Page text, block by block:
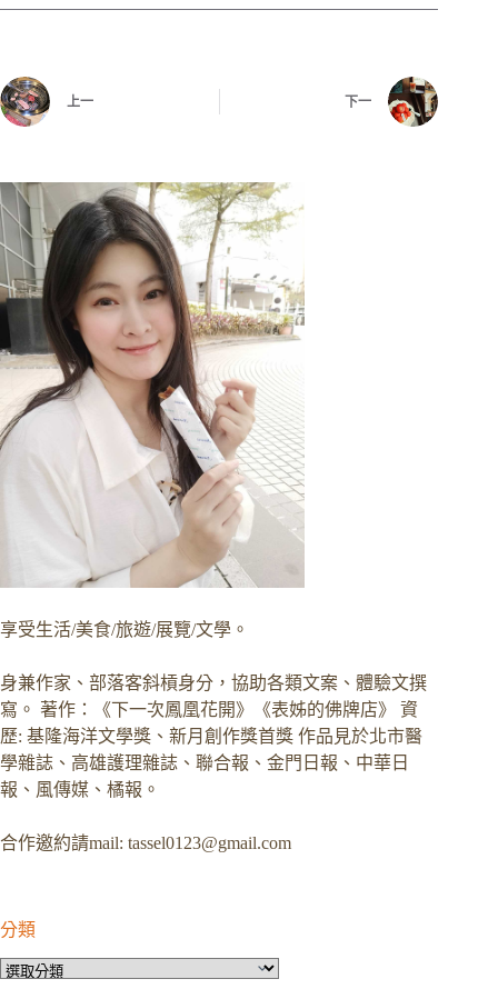
上一 下一
享受生活/美食/旅遊/展覽/文學。
身兼作家、部落客斜槓身分，協助各類文案、體驗文撰
寫。 著作：《下一次鳳凰花開》《表姊的佛牌店》 資
歷: 基隆海洋文學獎、新月創作獎首獎 作品見於北市醫
學雜誌、高雄護理雜誌、聯合報、金門日報、中華日
報、風傳媒、橘報。
合作邀約請mail: tassel0123@gmail.com
分類
分